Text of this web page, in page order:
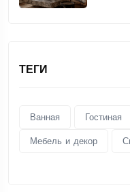
ТЕГИ
Ванная Гостиная
Мебель и декор